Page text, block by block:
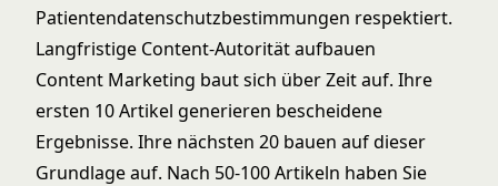
Patientendatenschutzbestimmungen respektiert.
Langfristige Content-Autorität aufbauen
Content Marketing baut sich über Zeit auf. Ihre
ersten 10 Artikel generieren bescheidene
Ergebnisse. Ihre nächsten 20 bauen auf dieser
Grundlage auf. Nach 50-100 Artikeln haben Sie